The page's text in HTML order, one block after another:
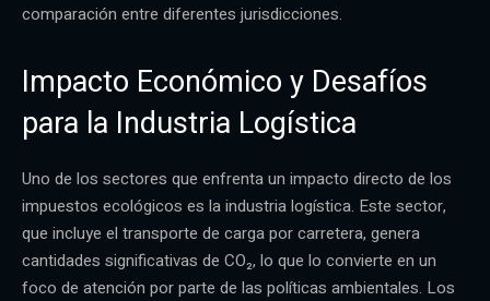
comparación entre diferentes jurisdicciones.
Impacto Económico y Desafíos
para la Industria Logística
Uno de los sectores que enfrenta un impacto directo de los
impuestos ecológicos es la industria logística. Este sector,
que incluye el transporte de carga por carretera, genera
cantidades significativas de CO₂, lo que lo convierte en un
foco de atención por parte de las políticas ambientales. Los